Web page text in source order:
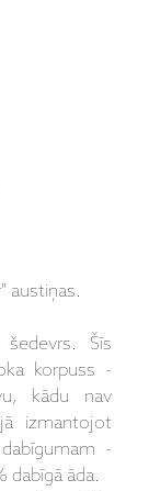
austiņas.
šedevrs. Šīs
korpuss -
kādu nav
izmantojot
-
dabīgā āda.